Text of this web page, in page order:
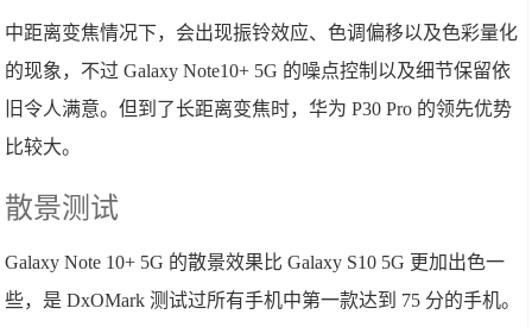
中距离变焦情况下，会出现振铃效应、色调偏移以及色彩量化
的现象，不过 Galaxy Note10+ 5G 的噪点控制以及细节保留依
旧令人满意。但到了长距离变焦时，华为 P30 Pro 的领先优势
比较大。
散景测试
Galaxy Note 10+ 5G 的散景效果比 Galaxy S10 5G 更加出色一
些，是 DxOMark 测试过所有手机中第一款达到 75 分的手机。